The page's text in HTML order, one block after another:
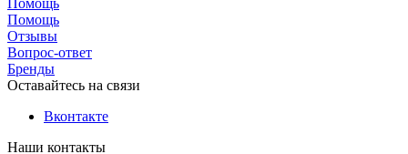
Помощь
Отзывы
Вопрос-ответ
Бренды
Оставайтесь на связи
Вконтакте
Наши контакты